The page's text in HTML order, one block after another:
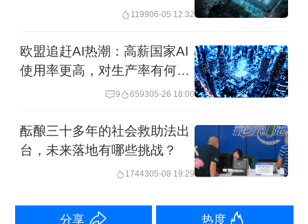
119906-05 12:32
欧盟追赶AI热潮：高薪国家AI
使用率更高，对生产率有何影
9 659305-26 18:00
酝酿三十多年的社会救助法出
台，未来落地有哪些挑战？
1744305-08 19:29
分享 热度